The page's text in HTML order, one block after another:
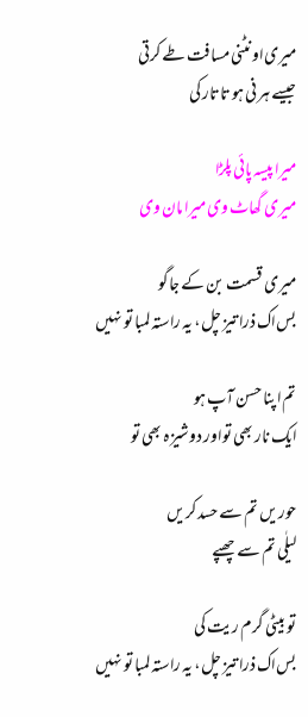
میری اونٹنی مسافت طے کرتی
جیسے ہرنی ہو تاتار کی
میرا پیسہ پائی پلڑا
میری گھاٹ وی میرا مان وی
میری قسمت بن کے جاگو
بس اک ذرا تیز چل، یہ راستہ لمبا تو نہیں
تم اپنا حسن آپ ہو
ایک نار بھی تو اور دوشیزہ بھی تو
حوریں تم سے حسد کریں
لیلٰی تم سے چھپے
تو بیٹی گرم ریت کی
بس اک ذرا تیز چل، یہ راستہ لمبا تو نہیں